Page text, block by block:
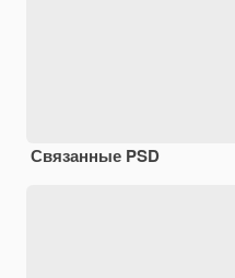
Связанные PSD